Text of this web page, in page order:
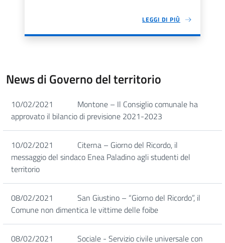
LEGGI DI PIÙ
News di Governo del territorio
10/02/2021
Montone – Il Consiglio comunale ha
approvato il bilancio di previsione 2021-2023
10/02/2021
Citerna – Giorno del Ricordo, il
messaggio del sindaco Enea Paladino agli studenti del
territorio
08/02/2021
San Giustino – “Giorno del Ricordo”, il
Comune non dimentica le vittime delle foibe
08/02/2021 Sociale - Servizio civile universale con